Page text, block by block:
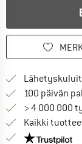
100 päivän
> 4 000 000
Kaikki